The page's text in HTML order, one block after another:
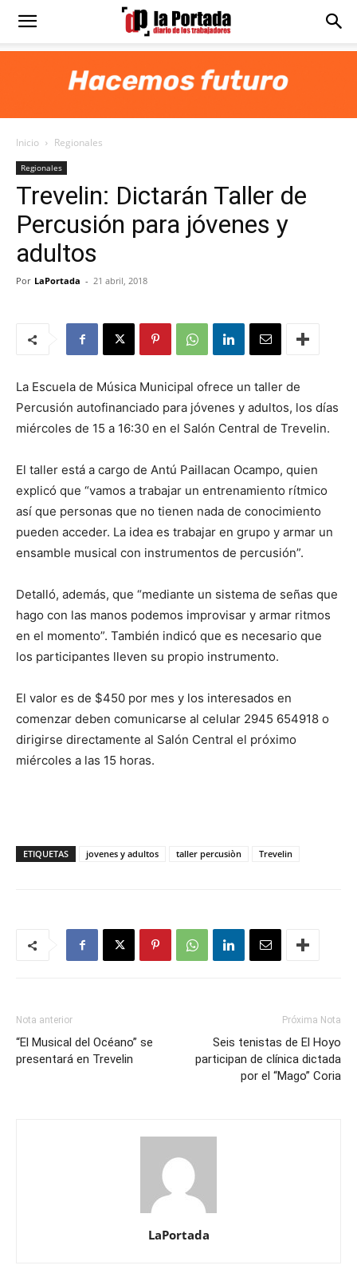
Diario
Portada
Inicio Regionales
Regionales
Trevelin: Dictarán Taller de
Percusión para jóvenes y
adultos
Por LaPortada - 21 abril, 2018
La Escuela de Música Municipal ofrece un taller de
Percusión autofinanciado para jóvenes y adultos, los días
miércoles de 15 a 16:30 en el Salón Central de Trevelin.
El taller está a cargo de Antú Paillacan Ocampo, quien
explicó que “vamos a trabajar un entrenamiento rítmico
así que personas que no tienen nada de conocimiento
pueden acceder. La idea es trabajar en grupo y armar un
ensamble musical con instrumentos de percusión”.
Detalló, además, que “mediante un sistema de señas que
hago con las manos podemos improvisar y armar ritmos
en el momento”. También indicó que es necesario que
los participantes lleven su propio instrumento.
El valor es de $450 por mes y los interesados en
comenzar deben comunicarse al celular 2945 654918 o
dirigirse directamente al Salón Central el próximo
miércoles a las 15 horas.
ETIQUETAS jovenes y adultos taller percusiòn Trevelin
Nota anterior
“El Musical del Océano” se
presentará en Trevelin
Próxima Nota
Seis tenistas de El Hoyo
participan de clínica dictada
por el “Mago” Coria
LaPortada